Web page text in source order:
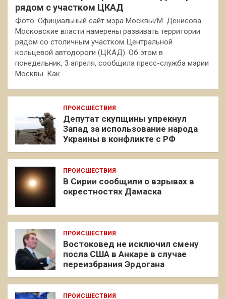
рядом с участком ЦКАД
Фото: Официальный сайт мэра Москвы/М. Денисова
Московские власти намерены развивать территории
рядом со столичным участком Центральной
кольцевой автодороги (ЦКАД). Об этом в
понедельник, 3 апреля, сообщила пресс-служба мэрии
Москвы. Как…
ПРОИСШЕСТВИЯ
Депутат скупщины упрекнул
Запад за использование народа
Украины в конфликте с РФ
ПРОИСШЕСТВИЯ
В Сирии сообщили о взрывах в
окрестностях Дамаска
ПРОИСШЕСТВИЯ
Востоковед не исключил смену
посла США в Анкаре в случае
переизбрания Эрдогана
ПРОИСШЕСТВИЯ